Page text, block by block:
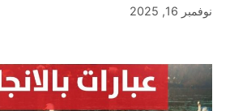
نوفمبر 16, 2025